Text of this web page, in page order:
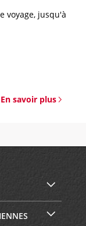
voyage, jusqu'à
En savoir plus